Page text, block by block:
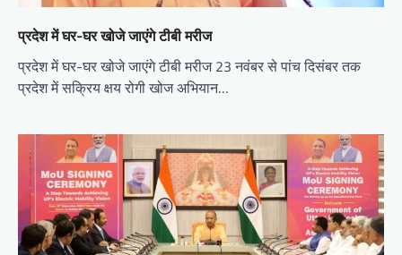
प्रदेश में घर-घर खोजे जाएंगे टीबी मरीज
प्रदेश में घर-घर खोजे जाएंगे टीबी मरीज 23 नवंबर से पांच दिसंबर तक
प्रदेश में सक्रिय क्षय रोगी खोज अभियान…